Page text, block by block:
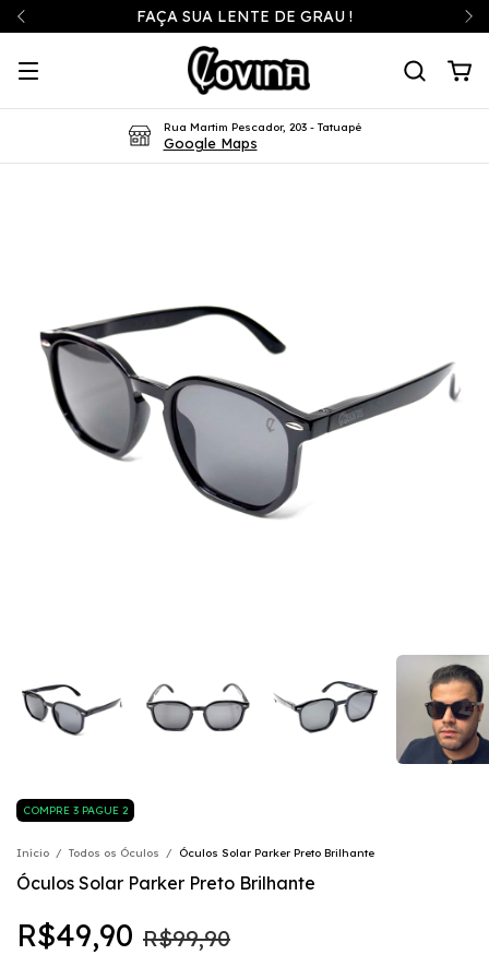
FAÇA SUA LENTE DE GRAU !
Rua Martim Pescador, 203 - Tatuapé
Google Maps
COMPRE 3 PAGUE 2
Início / Todos os Óculos / Óculos Solar Parker Preto Brilhante
Óculos Solar Parker Preto Brilhante
R$49,90 R$99,90